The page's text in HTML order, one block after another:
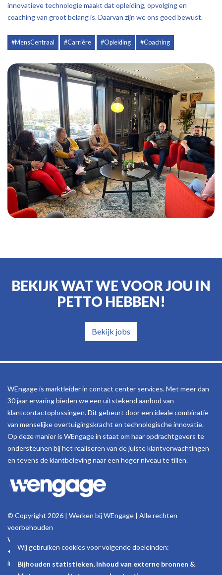
innovatieve technologie maakt dat opleiding, opvolging en
coaching van groot belang is. Daarvan zijn we ons goed bewust.
#MensCentraal #Carrière #Opleiding #Coaching
BEKIJK WAT WE VOOR JOU IN
PETTO HEBBEN!
Bekijk jobs
WEngage is marktleider in contact center services. Met meer dan
30 jaar ervaring bieden we een uitstekend aanbod van
klantcontactoplossingen. Dit gebeurt door een ideale combinatie
van menselijke overtuigingskracht en technologische innovatie.
Op deze manier is WEngage in staat om haar opdrachtgevers te
ondersteunen bij het realiseren van de juiste klantverwachtingen
en tevens de klantbeleving naar een hoger niveau te tillen.
© Copyright 2026 | Werken bij WEngage | Alle rechten
voorbehouden
Woluwelaan 158, 1831 Machelen - België
+32 (0)2 723 18 11
info@wengage.eu
Wij gebruiken cookies voor volgende doeleinden:
Bijhouden statistieken, Inhoud van externe bronnen &